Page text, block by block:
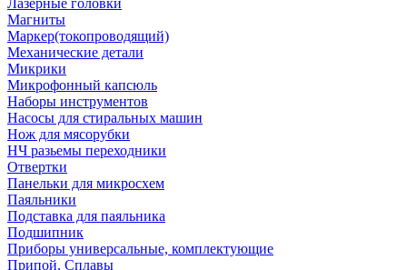
Лазерные головки
Магниты
Маркер(токопроводящий)
Механические детали
Микрики
Микрофонный капсюль
Наборы инструментов
Насосы для стиральных машин
Нож для мясорубки
НЧ разьемы переходники
Отвертки
Панельки для микросхем
Паяльники
Подставка для паяльника
Подшипник
Приборы универсальные, комплектующие
Припой, Сплавы